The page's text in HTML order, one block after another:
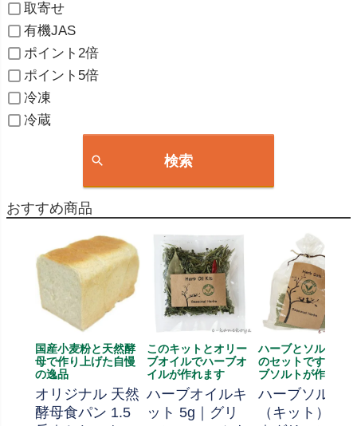
取寄せ
有機JAS
ポイント2倍
ポイント5倍
冷凍
冷蔵
検索
おすすめ商品
国産小麦粉と天然酵
母で作り上げた自慢
の逸品
オリジナル 天然
酵母食パン 1.5
このキットとオリー
ブオイルでハーブオ
イルが作れます
ハーブオイルキ
ット 5g｜グリ
ハーブとソルト、
のセットです、ハ
ブソルトが作れま
ハーブソルト
（キット） 70g